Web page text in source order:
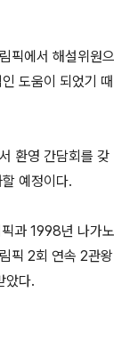
픽에서 해설위원으
도움이 되었기 때
환영 간담회를 갖
예정이다.
과 1998년 나가노
픽 2회 연속 2관왕
았다.